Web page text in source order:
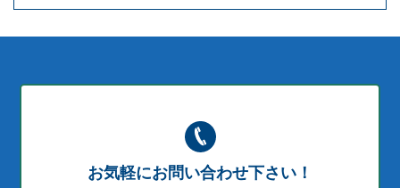
お気軽にお問い合わせ下さい！